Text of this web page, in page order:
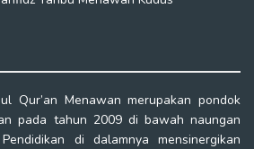
Qur’an Menawan merupakan pondok
pada tahun 2009 di bawah naungan
di dalamnya mensinergikan